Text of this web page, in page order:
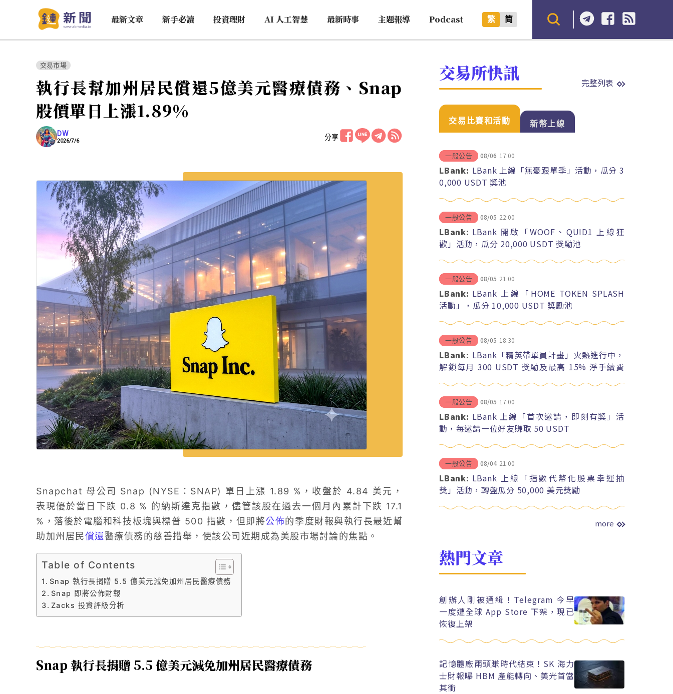
最新文章 新手必讀 投資理財 AI 人工智慧 最新時事 主題報導 Podcast 繁 简
交易市場
執行長幫加州居民償還5億美元醫療債務、Snap
股價單日上漲1.89%
DW
2026/7/6 分享
Snapchat 母公司 Snap (NYSE：SNAP) 單日上漲 1.89 %，收盤於 4.84 美元，
表現優於當日下跌 0.8 % 的納斯達克指數，儘管該股在過去一個月內累計下跌 17.1
%，落後於電腦和科技板塊與標普 500 指數，但即將公佈的季度財報與執行長最近幫
助加州居民償還醫療債務的慈善措舉，使該公司近期成為美股市場討論的焦點。
Table of Contents
Snap 執行長捐贈 5.5 億美元減免加州居民醫療債務
Snap 即將公佈財報
Zacks 投資評級分析
Snap 執行長捐贈 5.5 億美元減免加州居民醫療債務
交易所快訊 完整列表
交易比賽和活動 新幣上線
一般公告 08/06 17:00
LBank: LBank 上線「無憂跟單季」活動，瓜分 3
0,000 USDT 獎池
一般公告 08/05 22:00
LBank: LBank 開啟「WOOF、QUID1 上線狂
歡」活動，瓜分 20,000 USDT 獎勵池
一般公告 08/05 21:00
LBank: LBank 上線「HOME TOKEN SPLASH
活動」，瓜分 10,000 USDT 獎勵池
一般公告 08/05 18:30
LBank: LBank「精英帶單員計畫」火熱進行中，
解鎖每月 300 USDT 獎勵及最高 15% 淨手續費
一般公告 08/05 17:00
LBank: LBank 上線「首次邀請，即刻有獎」活
動，每邀請一位好友賺取 50 USDT
一般公告 08/04 21:00
LBank: LBank 上線「指數代幣化股票幸運抽
獎」活動，轉盤瓜分 50,000 美元獎勵
more
熱門文章
創辦人剛被通緝！Telegram 今早
一度遭全球 App Store 下架，現已
恢復上架
記憶體廠兩頭賺時代結束！SK 海力
士財報曝 HBM 產能轉向、美光首當
其衝